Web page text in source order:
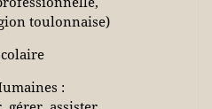
toulonnaise)
: